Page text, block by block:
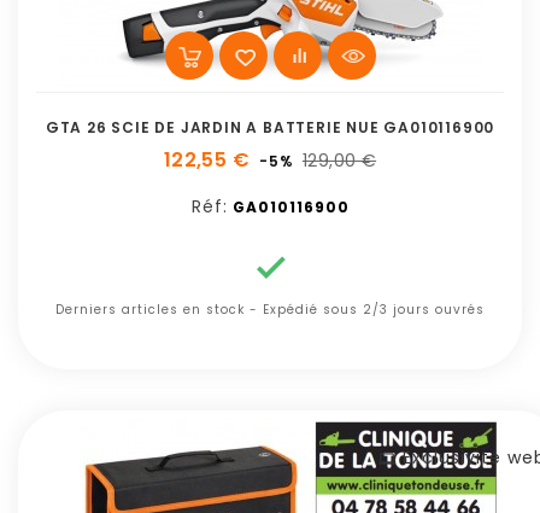
GTA 26 SCIE DE JARDIN A BATTERIE NUE GA010116900
122,55 € -5% 129,00 €
Réf: GA010116900

Derniers articles en stock - Expédié sous 2/3 jours ouvrés
Exclusivité